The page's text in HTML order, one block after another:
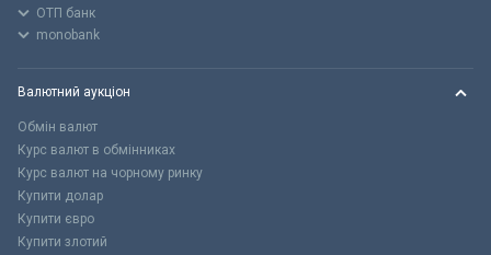
ОТП банк
monobank
Валютний аукціон
Обмін валют
Курс валют в обмінниках
Курс валют на чорному ринку
Купити долар
Купити євро
Купити злотий